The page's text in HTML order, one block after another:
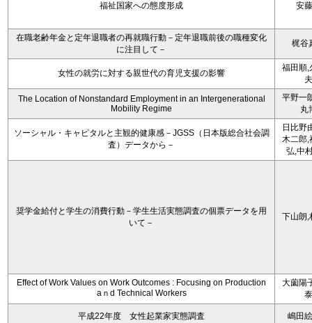
福祉国家への態度形成 安
在職老齢年金と定年退職者の再就職行動－定年退職前後の職種変化
に注目して－
梶谷
女性の就労に対する親世代の育児支援の影響
福田順,
夫
The Location of Nonstandard Employment in an Intergenerational
Mobility Regime
平野一
丸
ソーシャル・キャピタルと主観的健康感－JGSS（日本版総合社会調
査）データから－
日比野
木二郎,
弘,中
奨学金給付と学生の消費行動－学生生活実態調査の個票データを用
いて－
下山朗,
Effect of Work Values on Work Outcomes : Focusing on Production
aｎd Technical Workers
大薗陽
泰
平成22年度 女性起業家実態調査 嶋田